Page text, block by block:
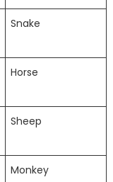
Snake
Horse
Sheep
Monkey